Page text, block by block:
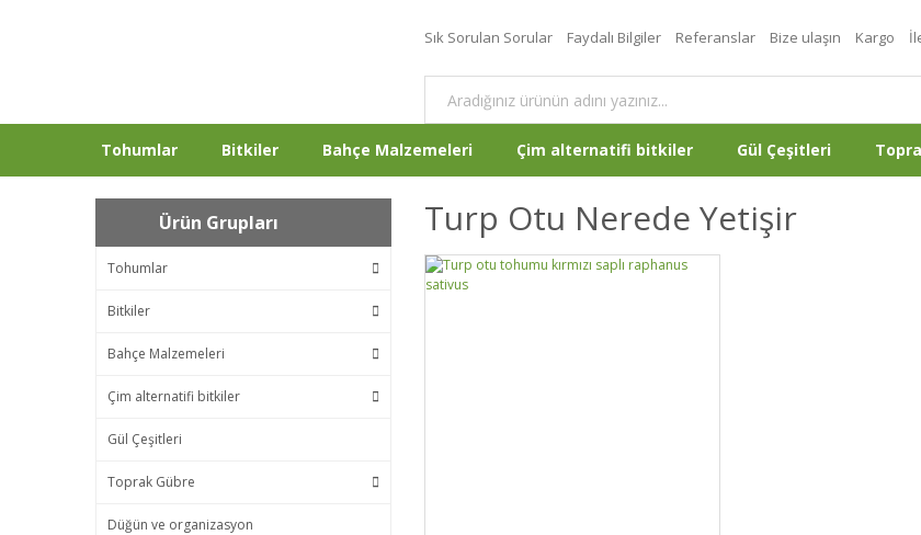
Sık Sorulan Sorular Faydalı Bilgiler Referanslar Bize ulaşın Kargo
Tohumlar Bitkiler Bahçe Malzemeleri Çim alternatifi bitkiler Gül Çeşitleri
Ürün Grupları
Tohumlar
Bitkiler
Bahçe Malzemeleri
Çim alternatifi bitkiler
Gül Çeşitleri
Toprak Gübre
Düğün ve organizasyon
Turp Otu Nerede Yetişir